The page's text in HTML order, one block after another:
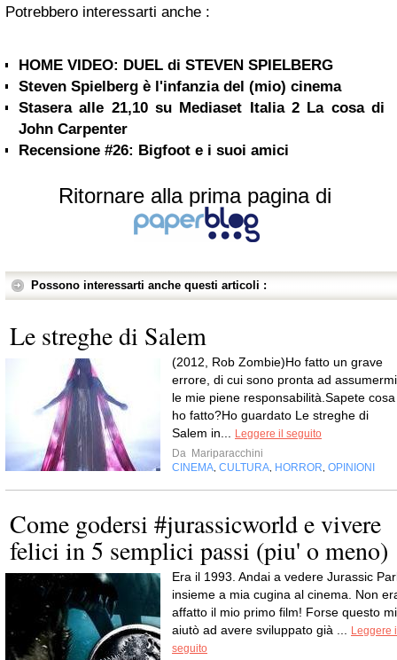
Potrebbero interessarti anche :
HOME VIDEO: DUEL di STEVEN SPIELBERG
Steven Spielberg è l'infanzia del (mio) cinema
Stasera alle 21,10 su Mediaset Italia 2 La cosa di
John Carpenter
Recensione #26: Bigfoot e i suoi amici
Ritornare alla prima pagina di
Possono interessarti anche questi articoli :
Le streghe di Salem
(2012, Rob Zombie)Ho fatto un grave
errore, di cui sono pronta ad assumermi
le mie piene responsabilità.Sapete cosa
ho fatto?Ho guardato Le streghe di
Salem in...
Leggere il seguito
Da Mariparacchini
CINEMA CULTURA HORROR OPINIONI
Come godersi #jurassicworld e vivere
felici in 5 semplici passi (piu' o meno)
Era il 1993. Andai a vedere Jurassic
insieme a mia cugina al cinema. Non
affatto il mio primo film! Forse questo mi
aiutò ad avere sviluppato già ...
Leggere
seguito